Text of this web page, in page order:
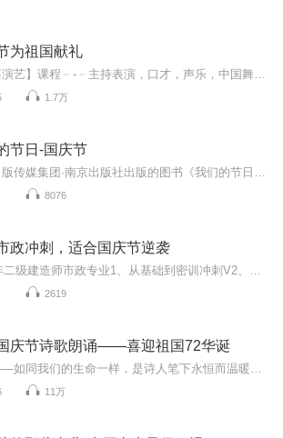
为祖国献礼
1.7万
节日-国庆节
8076
政冲刺，适合国庆节逆袭
2619
庆节诗歌朗诵——喜迎祖国72华诞
11万